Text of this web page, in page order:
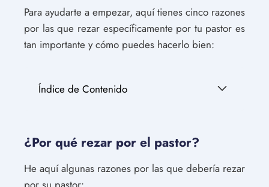
Para ayudarte a empezar, aquí tienes cinco razones
por las que rezar específicamente por tu pastor es
tan importante y cómo puedes hacerlo bien:
Índice de Contenido
¿Por qué rezar por el pastor?
He aquí algunas razones por las que debería rezar